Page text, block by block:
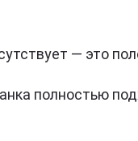
— это
полностью